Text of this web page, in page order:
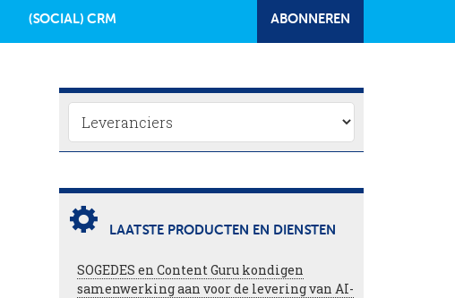
(SOCIAL) CRM ABONNEREN
LAATSTE PRODUCTEN EN DIENSTEN
SOGEDES en Content Guru kondigen
samenwerking aan voor de levering van AI-